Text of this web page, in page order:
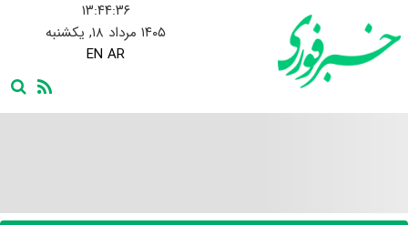
۱۳:۴۴:۳۷
۱۴۰۵ مرداد ۱۸, یکشنبه
EN AR